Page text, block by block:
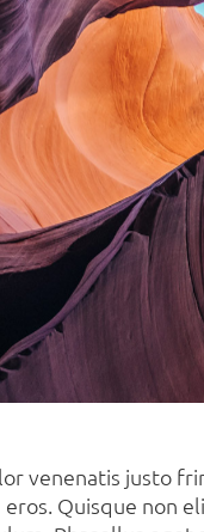
venenatis justo
Quisque non